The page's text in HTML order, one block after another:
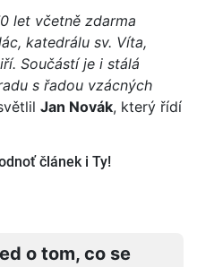
let včetně zdarma
katedrálu sv. Víta,
Součástí je i stálá
s řadou vzácných
Jan Novák, který řídí
článek i Ty!
o tom, co se